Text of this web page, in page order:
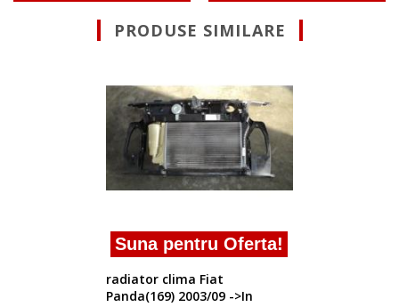
PRODUSE SIMILARE
Suna pentru
radiator clima Fiat
Panda(169) 2003/09 -
prezent